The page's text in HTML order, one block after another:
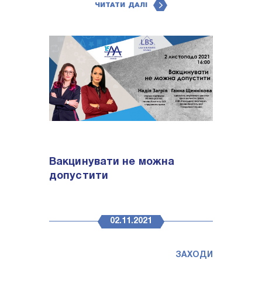
ЧИТАТИ ДАЛІ
Вакцинувати не можна
допустити
02.11.2021
ЗАХОДИ